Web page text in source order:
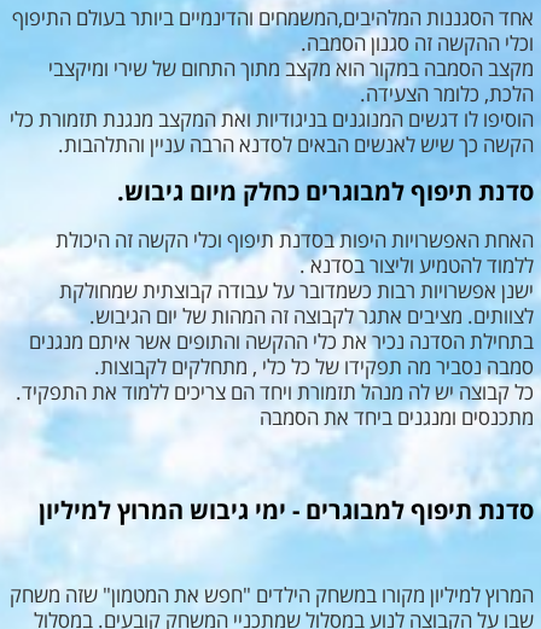
אחד הסגננות המלהיבים,המשמחים והדינמיים ביותר בעולם התיפוף
וכלי ההקשה זה סגנון הסמבה.
מקצב הסמבה במקור הוא מקצב מתוך התחום של שירי ומיקצבי
הלכת, כלומר הצעידה.
הוסיפו לו דגשים המנוגנים בניגודיות ואת המקצב מנגנת תזמורת כלי
הקשה כך שיש לאנשים הבאים לסדנא הרבה עניין והתלהבות.
סדנת תיפוף למבוגרים כחלק מיום גיבוש.
האחת האפשרויות היפות בסדנת תיפוף וכלי הקשה זה היכולת
ללמוד להטמיע וליצור בסדנא .
ישנן אפשרויות רבות כשמדובר על עבודה קבוצתית שמחולקת
לצוותים. מציבים אתגר לקבוצה זה המהות של יום הגיבוש.
בתחילת הסדנה נכיר את כלי ההקשה והתופים אשר איתם מנגנים
סמבה נסביר מה תפקידו של כל כלי , מתחלקים לקבוצות.
כל קבוצה יש לה מנהל תזמורת ויחד הם צריכים ללמוד את התפקיד.
מתכנסים ומנגנים ביחד את הסמבה
סדנת תיפוף למבוגרים - ימי גיבוש המרוץ למיליון
המרוץ למיליון מקורו במשחק הילדים "חפש את המטמון" שזה משחק
שבו על הקבוצה לנוע במסלול שמתכניי המשחק קובעים. במסלול